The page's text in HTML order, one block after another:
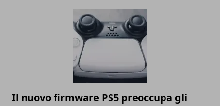
Il nuovo firmware PS5 preoccupa gli